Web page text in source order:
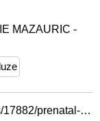
MAZAURIC -
https://rarediseases.info.nih.gov/diseases/17882/prenatal-onset-spinal-muscular-atrophy-with-congenital-bone-fractures